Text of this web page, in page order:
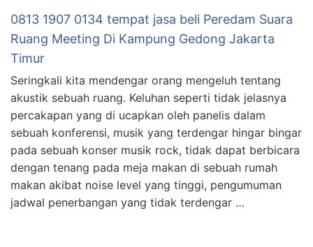
0813 1907 0134 tempat jasa beli Peredam Suara
Ruang Meeting Di Kampung Gedong Jakarta
Timur
Seringkali kita mendengar orang mengeluh tentang
akustik sebuah ruang. Keluhan seperti tidak jelasnya
percakapan yang di ucapkan oleh panelis dalam
sebuah konferensi, musik yang terdengar hingar bingar
pada sebuah konser musik rock, tidak dapat berbicara
dengan tenang pada meja makan di sebuah rumah
makan akibat noise level yang tinggi, pengumuman
jadwal penerbangan yang tidak terdengar …